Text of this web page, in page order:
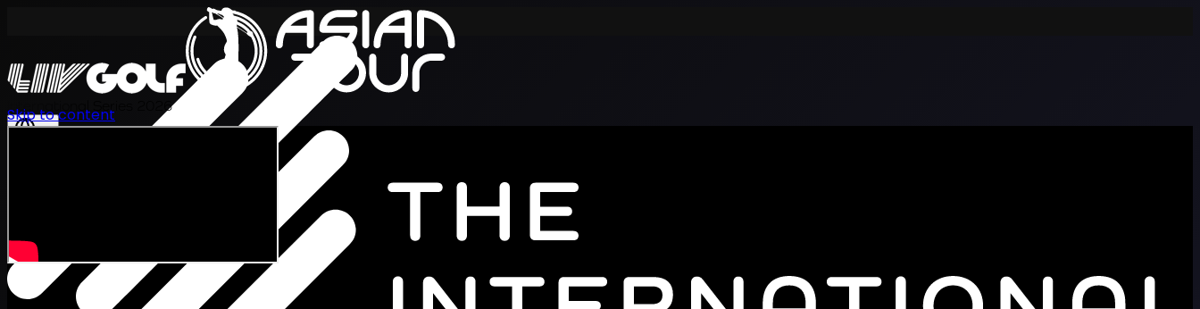
International Series 2026
Skip to content